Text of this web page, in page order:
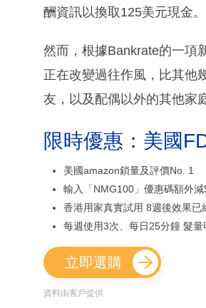
酬資訊以換取125美元現金。
然而，根據Bankrate的一項
正在改變過往作風，比其他
友，以及配偶以外的其他家
限時優惠：美國
美國amazon鎖量及評價No. 1
輸入「NMG100」優惠碼額外
香港用家真實試用 8週後效果已
每週使用3次、每日25分鐘 髮量
立即選購
資料由客戶提供